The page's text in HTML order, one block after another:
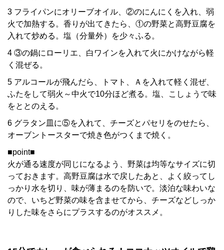
3 フライパンにオリーブオイル、②のにんにくを入れ、弱
火で加熱する。香りが出てきたら、①の野菜と高野豆腐を
入れて炒める。塩（分量外）を少々ふる。
4 ③の鍋にローリエ、白ワインを入れて火にかけながら軽
く混ぜる。
5 アルコールが飛んだら、トマト、Ａを入れて軽く混ぜ、
ふたをして弱火～中火で10分ほど煮る。塩、こしょうで味
をととのえる。
6 グラタン皿に⑤を入れて、チーズとパセリをのせたら、
オーブントースターで焼き色がつくまで焼く。
■point■
火が通る速度が同じになるよう、野菜は均等なサイズに切
っておきます。高野豆腐は水で戻したあと、よく絞ってし
っかり水を切り、味が薄まるのを防いで。淡泊な味わいな
ので、いちど野菜の味を含ませてから、チーズなどしっか
りした味をさらにプラスするのがオススメ。